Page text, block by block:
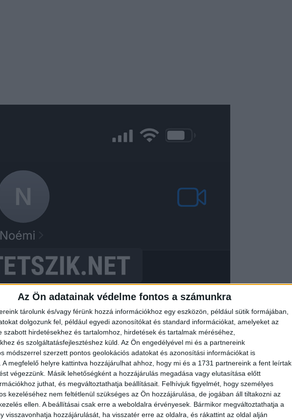
Az Ön adatainak védelme fontos a számunkra
tárolunk és/vagy férünk hozzá információkhoz egy eszközön, például sütik formájában,
dolgozunk fel, például egyedi azonosítókat és standard információkat, amelyeket az
szabott hirdetésekhez és tartalomhoz, hirdetések és tartalmak méréséhez,
és szolgáltatásfejlesztéshez küld. Az Ön engedélyével mi és a partnereink
módszerrel szerzett pontos geolokációs adatokat és azonosítási információkat is
A megfelelő helyre kattintva hozzájárulhat ahhoz, hogy mi és a 1731 partnereink a fent leírtak
végezzünk. Másik lehetőségként a hozzájárulás megadása vagy elutasítása előtt
juthat, és megváltoztathatja beállításait. Felhívjuk figyelmét, hogy személyes
kezeléséhez nem feltétlenül szükséges az Ön hozzájárulása, de jogában áll tiltakozni az
ellen. A beállításai csak erre a weboldalra érvényesek. Bármikor megváltoztathatja a
visszavonhatja hozzájárulását, ha visszatér erre az oldalra, és rákattint az oldal alján